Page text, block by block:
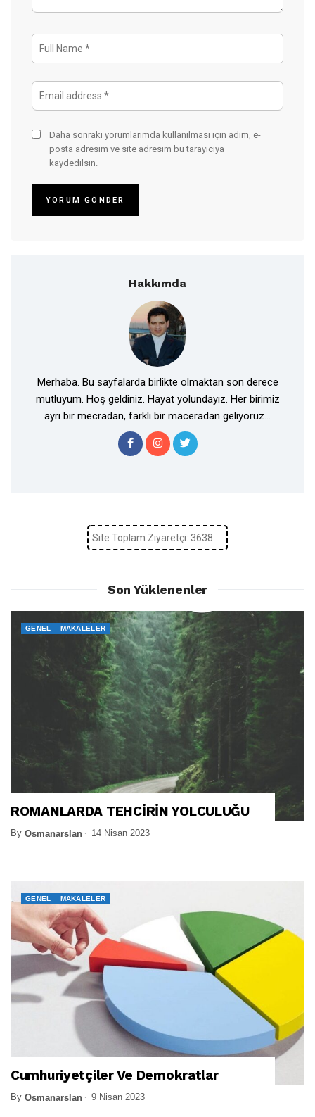
Daha sonraki yorumlarımda kullanılması için adım, e-
posta adresim ve site adresim bu tarayıcıya
kaydedilsin.
Hakkımda
Merhaba. Bu sayfalarda birlikte olmaktan son derece
mutluyum. Hoş geldiniz. Hayat yolundayız. Her birimiz
ayrı bir mecradan, farklı bir maceradan geliyoruz...
Site Toplam Ziyaretçi: 3638
Son Yüklenenler
GENEL MAKALELER
ROMANLARDA TEHCİRİN YOLCULUĞU
By Osmanarslan 14 Nisan 2023
GENEL MAKALELER
Cumhuriyetçiler Ve Demokratlar
By Osmanarslan 9 Nisan 2023